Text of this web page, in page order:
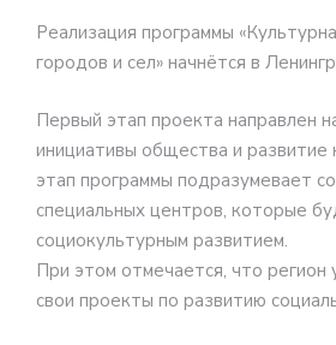
Реализация программы
городов и сел» начнётся в
Первый этап проекта направлен
инициативы общества и развитие
этап программы подразумевает
специальных центров, которые
социокультурным развитием.
При этом отмечается, что регион
свои проекты по развитию